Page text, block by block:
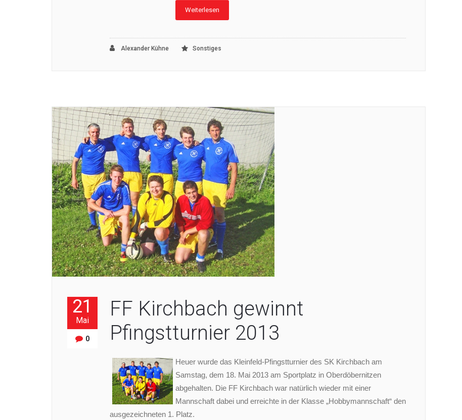
Weiterlesen
Alexander Kühne Sonstiges
21
Mai
0
FF Kirchbach gewinnt
Pfingstturnier 2013
Heuer wurde das Kleinfeld-Pfingstturnier des SK Kirchbach am
Samstag, dem 18. Mai 2013 am Sportplatz in Oberdöbernitzen
abgehalten. Die FF Kirchbach war natürlich wieder mit einer
Mannschaft dabei und erreichte in der Klasse „Hobbymannschaft“ den
ausgezeichneten 1. Platz.